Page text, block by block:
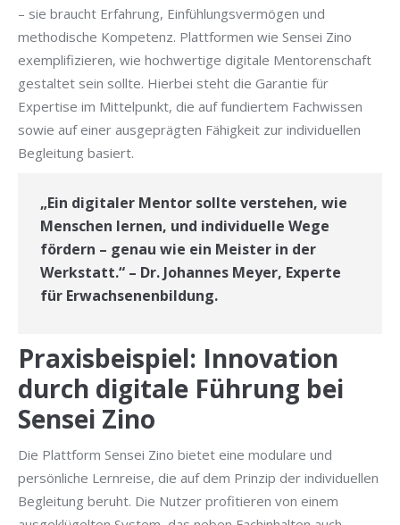
– sie braucht Erfahrung, Einfühlungsvermögen und
methodische Kompetenz. Plattformen wie Sensei Zino
exemplifizieren, wie hochwertige digitale Mentorenschaft
gestaltet sein sollte. Hierbei steht die Garantie für
Expertise im Mittelpunkt, die auf fundiertem Fachwissen
sowie auf einer ausgeprägten Fähigkeit zur individuellen
Begleitung basiert.
„Ein digitaler Mentor sollte verstehen, wie
Menschen lernen, und individuelle Wege
fördern – genau wie ein Meister in der
Werkstatt.“ – Dr. Johannes Meyer, Experte
für Erwachsenenbildung.
Praxisbeispiel: Innovation
durch digitale Führung bei
Sensei Zino
Die Plattform Sensei Zino bietet eine modulare und
persönliche Lernreise, die auf dem Prinzip der individuellen
Begleitung beruht. Die Nutzer profitieren von einem